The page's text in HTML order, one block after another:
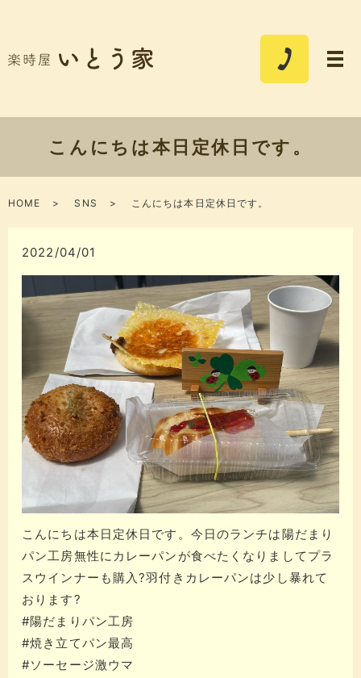
こんにちは本日定休日です。
HOME SNS こんにちは本日定休日です。
2022/04/01
こんにちは本日定休日です。今日のランチは陽だまり
パン工房無性にカレーパンが食べたくなりましてプラ
スウインナーも購入?羽付きカレーパンは少し暴れて
おります?
#陽だまりパン工房
#焼き立てパン最高
#ソーセージ激ウマ